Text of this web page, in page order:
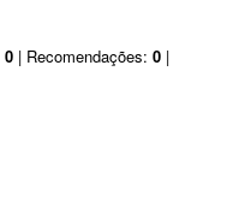
0 | Recomendações: 0 |